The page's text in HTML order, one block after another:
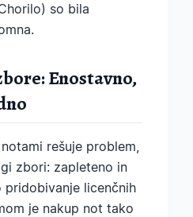
so bila
Enostavno,
rešuje problem,
zbori: zapleteno in
licenčnih
je nakup not tako